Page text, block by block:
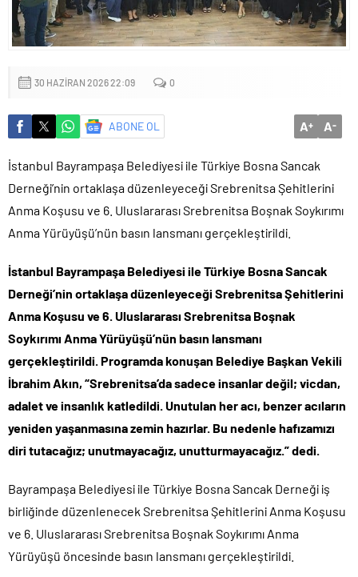
Amasya’da Tercih Edebileceğiniz Yüzme Havuzları
30 HAZIRAN 2026 22:09 0
ABONE OL A+ A-
İstanbul Bayrampaşa Belediyesi ile Türkiye Bosna Sancak
Derneği’nin ortaklaşa düzenleyeceği Srebrenitsa Şehitlerini
Anma Koşusu ve 6. Uluslararası Srebrenitsa Boşnak Soykırımı
Anma Yürüyüşü’nün basın lansmanı gerçekleştirildi.
İstanbul Bayrampaşa Belediyesi ile Türkiye Bosna Sancak
Derneği’nin ortaklaşa düzenleyeceği Srebrenitsa Şehitlerini
Anma Koşusu ve 6. Uluslararası Srebrenitsa Boşnak
Soykırımı Anma Yürüyüşü’nün basın lansmanı
gerçekleştirildi. Programda konuşan Belediye Başkan Vekili
İbrahim Akın, “Srebrenitsa’da sadece insanlar değil; vicdan,
adalet ve insanlık katledildi. Unutulan her acı, benzer acıların
yeniden yaşanmasına zemin hazırlar. Bu nedenle hafızamızı
diri tutacağız; unutmayacağız, unutturmayacağız.” dedi.
Bayrampaşa Belediyesi ile Türkiye Bosna Sancak Derneği iş
birliğinde düzenlenecek Srebrenitsa Şehitlerini Anma Koşusu
ve 6. Uluslararası Srebrenitsa Boşnak Soykırımı Anma
Yürüyüşü öncesinde basın lansmanı gerçekleştirildi.